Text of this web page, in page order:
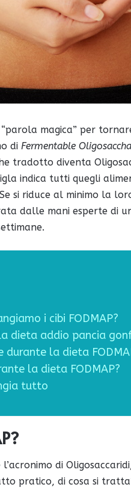
magica” per
di Fermentable
tradotto diventa
indica tutti quegli
si riduce al minimo la
dalle mani esperte di
i cibi FODMAP?
dieta addio pancia
durante la dieta
la dieta FODMAP?
tutto
di
pratico, di cosa si